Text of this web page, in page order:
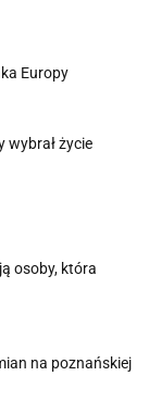
Europy
wybrał życie
osoby, która
na poznańskiej